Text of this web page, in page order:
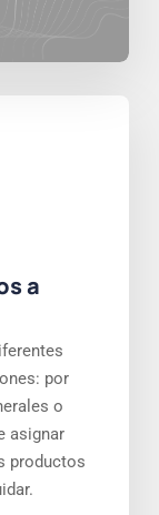
a
por
o
asignar
productos